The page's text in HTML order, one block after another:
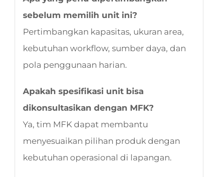
sebelum memilih unit ini?
Pertimbangkan kapasitas, ukuran area,
kebutuhan workflow, sumber daya, dan
pola penggunaan harian.
Apakah spesifikasi unit bisa
dikonsultasikan dengan MFK?
Ya, tim MFK dapat membantu
menyesuaikan pilihan produk dengan
kebutuhan operasional di lapangan.